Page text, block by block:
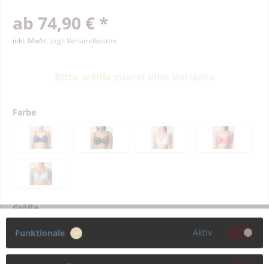
ab 74,90 € *
inkl. MwSt. zzgl. Versandkosten
Farbe
Größe
70 85
Funktionale Aktiv